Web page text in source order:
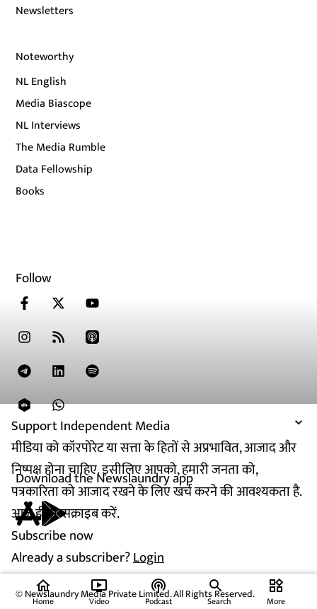
Support Independent Media
मीडिया को कॉरपोरेट या सत्ता के हितों से अप्रभावित, आजाद और
निष्पक्ष होना चाहिए. इसीलिए आपको, हमारी जनता को,
पत्रकारिता को आजाद रखने के लिए खर्च करने की आवश्यकता है.
आज ही सब्सक्राइब करें.
Subscribe now
Already a subscriber?Login
Newsletters
Noteworthy
NL English
Media Biascope
NL Interviews
The Media Rumble
Data Fellowship
Books
Follow
Download the Newslaundry app
© Newslaundry Media Private Limited. All Rights Reserved.
home
Home
ondemand_video
Video
podcasts
Podcast Search
widgets
More